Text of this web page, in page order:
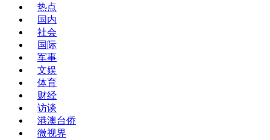
热点
国内
社会
国际
军事
文娱
体育
财经
访谈
港澳台侨
微视界